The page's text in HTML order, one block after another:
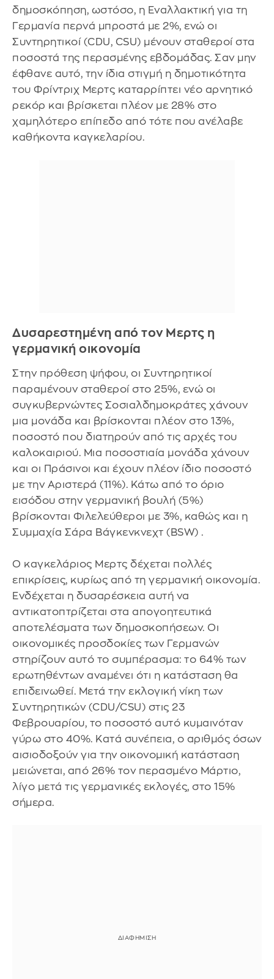
δημοσκόπηση, ωστόσο, η Εναλλακτική για τη
Γερμανία περνά μπροστά με 2%, ενώ οι
Συντηρητικοί (CDU, CSU) μένουν σταθεροί στα
ποσοστά της περασμένης εβδομάδας. Σαν μην
έφθανε αυτό, την ίδια στιγμή η δημοτικότητα
του Φρίντριχ Μερτς καταρρίπτει νέο αρνητικό
ρεκόρ και βρίσκεται πλέον με 28% στο
χαμηλότερο επίπεδο από τότε που ανέλαβε
καθήκοντα καγκελαρίου.
Δυσαρεστημένη από τον Μερτς η
γερμανική οικονομία
Στην πρόθεση ψήφου, οι Συντηρητικοί
παραμένουν σταθεροί στο 25%, ενώ οι
συγκυβερνώντες Σοσιαλδημοκράτες χάνουν
μια μονάδα και βρίσκονται πλέον στο 13%,
ποσοστό που διατηρούν από τις αρχές του
καλοκαιριού. Μια ποσοστιαία μονάδα χάνουν
και οι Πράσινοι και έχουν πλέον ίδιο ποσοστό
με την Αριστερά (11%). Κάτω από το όριο
εισόδου στην γερμανική βουλή (5%)
βρίσκονται Φιλελεύθεροι με 3%, καθώς και η
Συμμαχία Σάρα Βάγκενκνεχτ (BSW) .
Ο καγκελάριος Μερτς δέχεται πολλές
επικρίσεις, κυρίως από τη γερμανική οικονομία.
Ενδέχεται η δυσαρέσκεια αυτή να
αντικατοπτρίζεται στα απογοητευτικά
αποτελέσματα των δημοσκοπήσεων. Οι
οικονομικές προσδοκίες των Γερμανών
στηρίζουν αυτό το συμπέρασμα: το 64% των
ερωτηθέντων αναμένει ότι η κατάσταση θα
επιδεινωθεί. Μετά την εκλογική νίκη των
Συντηρητικών (CDU/CSU) στις 23
Φεβρουαρίου, το ποσοστό αυτό κυμαινόταν
γύρω στο 40%. Κατά συνέπεια, ο αριθμός όσων
αισιοδοξούν για την οικονομική κατάσταση
μειώνεται, από 26% τον περασμένο Μάρτιο,
λίγο μετά τις γερμανικές εκλογές, στο 15%
σήμερα.